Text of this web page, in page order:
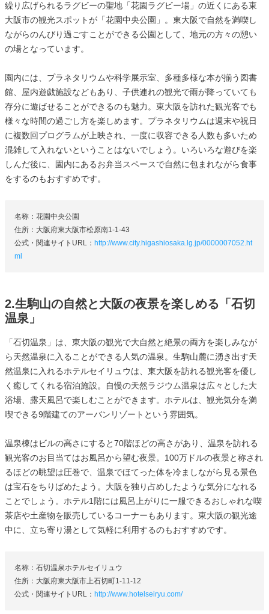
繰り広げられるラグビーの聖地「花園ラグビー場」の近くにある東
大阪市の観光スポットが「花園中央公園」。東大阪で自然を満喫し
ながらのんびり過ごすことができる公園として、地元の方々の憩い
の場となっています。
園内には、プラネタリウムや科学展示室、多種多様な本が揃う図書
館、屋内遊戯施設などもあり、子供連れの観光で雨が降っていても
存分に遊ばせることができるのも魅力。東大阪を訪れた観光客でも
様々な時間の過ごし方を楽しめます。プラネタリウムは週末や祝日
に複数回プログラムが上映され、一度に収容できる人数も多いため
混雑して入れないということはないでしょう。いろいろな遊びを楽
しんだ後に、園内にあるお弁当スペースで自然に包まれながら食事
をするのもおすすめです。
名称：花園中央公園
住所：大阪府東大阪市松原南1-1-43
公式・関連サイトURL： http://www.city.higashiosaka.lg.jp/0000007052.ht
ml
2.生駒山の自然と大阪の夜景を楽しめる「石切
温泉」
「石切温泉」は、東大阪の観光で大自然と絶景の両方を楽しみなが
ら天然温泉に入ることができる人気の温泉。生駒山麓に湧き出す天
然温泉に入れるホテルセイリュウは、東大阪を訪れる観光客を優し
く癒してくれる宿泊施設。自慢の天然ラジウム温泉は広々とした大
浴場、露天風呂で楽しむことができます。ホテルは、観光気分を満
喫できる9階建てのアーバンリゾートという雰囲気。
温泉棟はビルの高さにすると70階ほどの高さがあり、温泉を訪れる
観光客のお目当てはお風呂から望む夜景。100万ドルの夜景と称され
るほどの眺望は圧巻で、温泉でほてった体を冷ましながら見る景色
は宝石をちりばめたよう。大阪を独り占めしたような気分になれる
ことでしょう。ホテル1階には風呂上がりに一服できるおしゃれな喫
茶店や土産物を販売しているコーナーもあります。東大阪の観光途
中に、立ち寄り湯として気軽に利用するのもおすすめです。
名称：石切温泉ホテルセイリュウ
住所：大阪府東大阪市上石切町1-11-12
公式・関連サイトURL： http://www.hotelseiryu.com/